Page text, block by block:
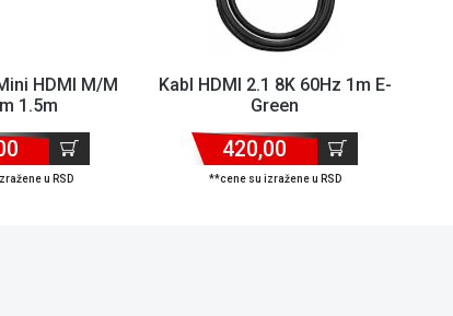
HDMI M/M
1.5m
u RSD
Kabl HDMI 2.1 8K 60Hz 1m E-
Green
420,00
**cene su izražene u RSD